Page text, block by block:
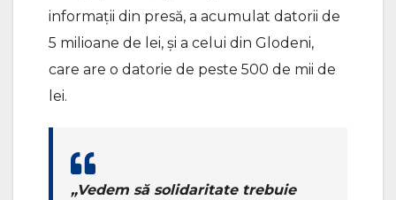
informații din presă, a acumulat datorii de
5 milioane de lei, și a celui din Glodeni,
care are o datorie de peste 500 de mii de
lei.
„Vedem să solidaritate trebuie